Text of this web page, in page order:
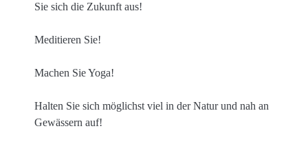
Sie sich die Zukunft aus!
Meditieren Sie!
Machen Sie Yoga!
Halten Sie sich möglichst viel in der Natur und nah an
Gewässern auf!